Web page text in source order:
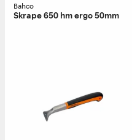
Bahco
Skrape 650 hm ergo 50mm